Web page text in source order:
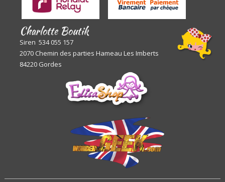
Charlotte Boutik
Siren 534 055 157
2070 Chemin des parties Hameau Les Imberts
84220 Gordes